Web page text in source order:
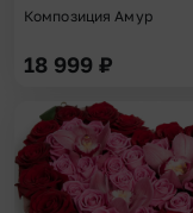
Композиция Амур
18 999 ₽